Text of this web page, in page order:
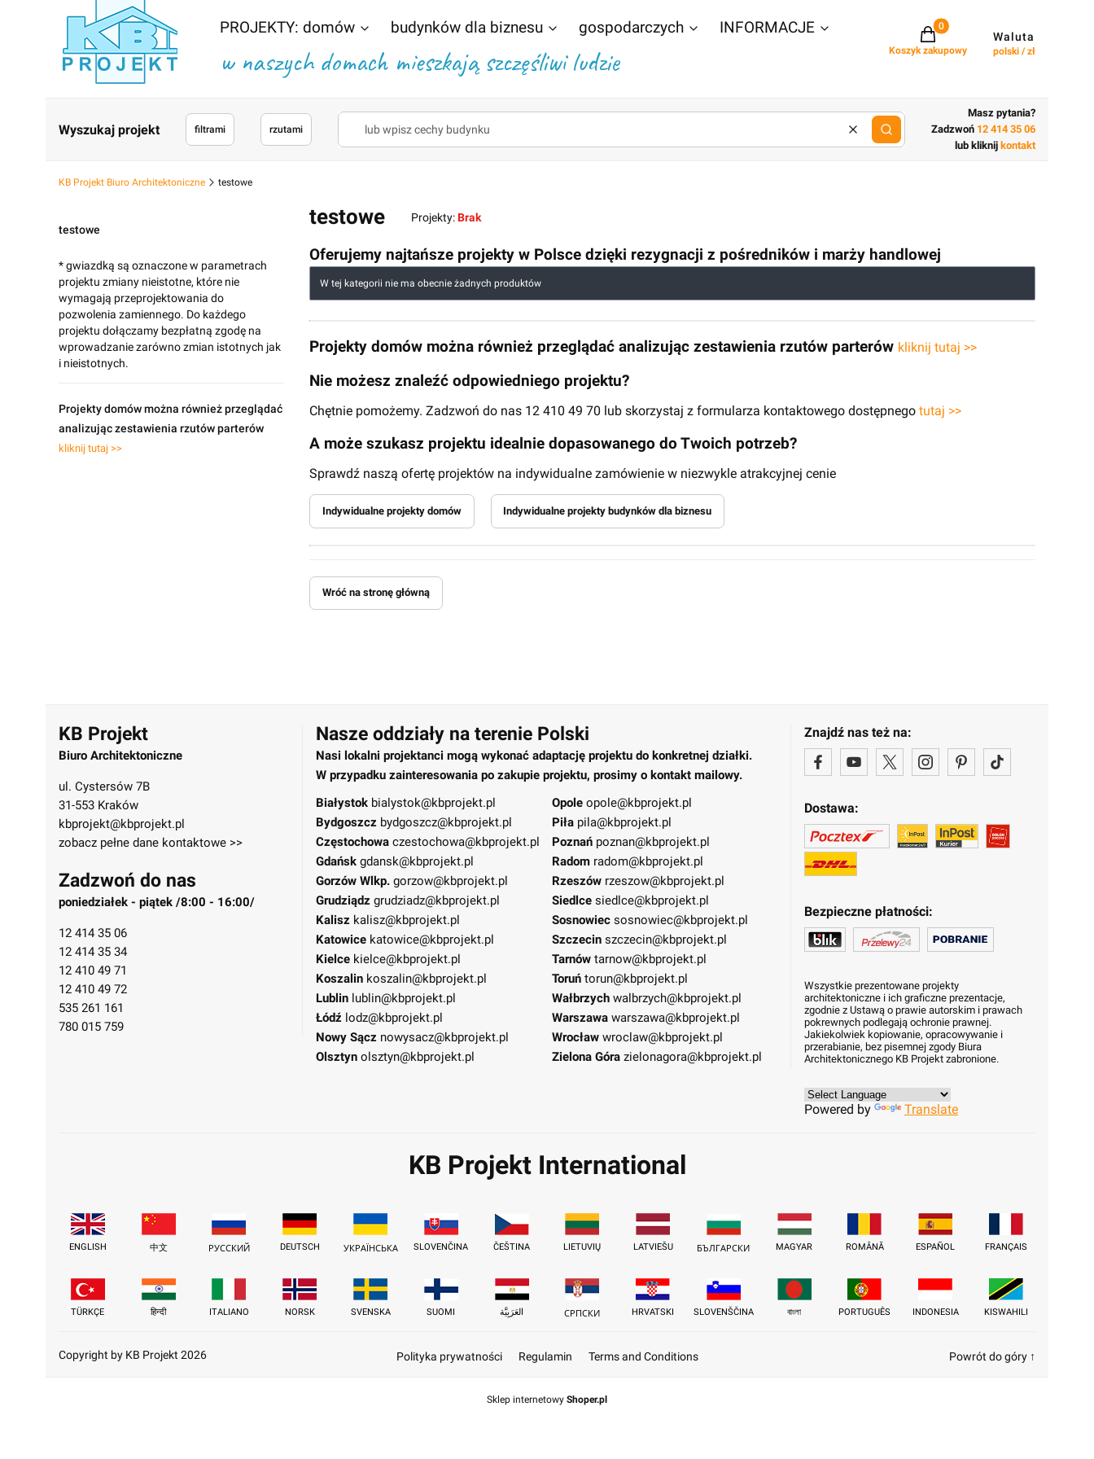
PROJEKTY: domów budynków dla biznesu gospodarczych INFORMACJE
w naszych domach mieszkają szczęśliwi ludzie
Projekty w koszyku: 0. Zobacz
Koszyk zakupowy
Waluta
polski / zł
Wyszukaj projekt filtrami rzutami
Wyczyśćlub wpisz cechy budynku
Masz pytania?
Zadzwoń 12 414 35 06
lub kliknij kontakt
KB Projekt Biuro Architektoniczne testowe
testowe
* gwiazdką są oznaczone w parametrach
projektu zmiany nieistotne, które nie
wymagają przeprojektowania do
pozwolenia zamiennego. Do każdego
projektu dołączamy bezpłatną zgodę na
wprowadzanie zarówno zmian istotnych jak
i nieistotnych.
Projekty domów można również przeglądać
analizując zestawienia rzutów parterów
kliknij tutaj >>
testowe Projekty:Brak
Oferujemy najtańsze projekty w Polsce dzięki rezygnacji z pośredników i marży handlowej
Lista produktów
W tej kategorii nie ma obecnie żadnych produktów
Projekty domów można również przeglądać analizując zestawienia rzutów parterów kliknij tutaj >>
Nie możesz znaleźć odpowiedniego projektu?
Chętnie pomożemy. Zadzwoń do nas 12 410 49 70 lub skorzystaj z formularza kontaktowego dostępnego tutaj >>
A może szukasz projektu idealnie dopasowanego do Twoich potrzeb?
Sprawdź naszą ofertę projektów na indywidualne zamówienie w niezwykle atrakcyjnej cenie
Indywidualne projekty domów Indywidualne projekty budynków dla biznesu
Wróć na stronę główną
KB Projekt
Biuro Architektoniczne
ul. Cystersów 7B
31-553 Kraków
kbprojekt@kbprojekt.pl
zobacz pełne dane kontaktowe >>
Zadzwoń do nas
poniedziałek - piątek /8:00 - 16:00/
12 414 35 06
12 414 35 34
12 410 49 71
12 410 49 72
535 261 161
780 015 759
Nasze oddziały na terenie Polski
Nasi lokalni projektanci mogą wykonać adaptację projektu do konkretnej działki.
W przypadku zainteresowania po zakupie projektu, prosimy o kontakt mailowy.
Białystok bialystok@kbprojekt.pl
Bydgoszcz bydgoszcz@kbprojekt.pl
Częstochowa czestochowa@kbprojekt.pl
Gdańsk gdansk@kbprojekt.pl
Gorzów Wlkp. gorzow@kbprojekt.pl
Grudziądz grudziadz@kbprojekt.pl
Kalisz kalisz@kbprojekt.pl
Katowice katowice@kbprojekt.pl
Kielce kielce@kbprojekt.pl
Koszalin koszalin@kbprojekt.pl
Lublin lublin@kbprojekt.pl
Łódź lodz@kbprojekt.pl
Nowy Sącz nowysacz@kbprojekt.pl
Olsztyn olsztyn@kbprojekt.pl
Opole opole@kbprojekt.pl
Piła pila@kbprojekt.pl
Poznań poznan@kbprojekt.pl
Radom radom@kbprojekt.pl
Rzeszów rzeszow@kbprojekt.pl
Siedlce siedlce@kbprojekt.pl
Sosnowiec sosnowiec@kbprojekt.pl
Szczecin szczecin@kbprojekt.pl
Tarnów tarnow@kbprojekt.pl
Toruń torun@kbprojekt.pl
Wałbrzych walbrzych@kbprojekt.pl
Warszawa warszawa@kbprojekt.pl
Wrocław wroclaw@kbprojekt.pl
Zielona Góra zielonagora@kbprojekt.pl
Znajdź nas też na:
Dostawa:
Bezpieczne płatności:
Wszystkie prezentowane projekty
architektoniczne i ich graficzne prezentacje,
zgodnie z Ustawą o prawie autorskim i prawach
pokrewnych podlegają ochronie prawnej.
Jakiekolwiek kopiowanie, opracowywanie i
przerabianie, bez pisemnej zgody Biura
Architektonicznego KB Projekt zabronione.
Powered by Translate
KB Projekt International
ENGLISH 中文 РУССКИЙ DEUTSCH УКРАЇНСЬКА SLOVENČINA ČEŠTINA LIETUVIŲ LATVIEŠU БЪЛГАРСКИ MAGYAR ROMÂNĂ ESPAÑOL FRANÇAIS
TÜRKÇE हिन्दी ITALIANO NORSK SVENSKA SUOMI العَرَبِيَّة СРПСКИ HRVATSKI SLOVENŠČINA বাংলা PORTUGUÊS INDONESIA KISWAHILI
Copyright by KB Projekt 2026 Polityka prywatności Regulamin Terms and Conditions Powrót do góry ↑
Sklep internetowy Shoper.pl